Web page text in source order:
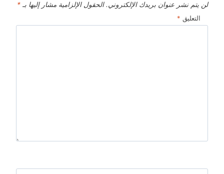
لن يتم نشر عنوان بريدك الإلكتروني. الحقول الإلزامية مشار إليها بـ *
التعليق *